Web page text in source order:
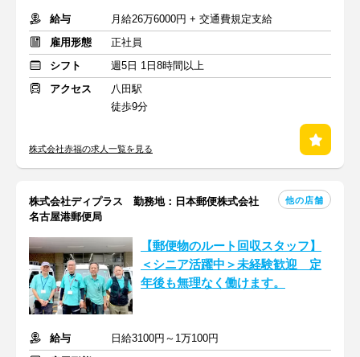
給与
月給26万6000円 + 交通費規定支給
雇用形態
正社員
シフト
週5日 1日8時間以上
アクセス
八田駅
徒歩9分
株式会社赤福の求人一覧を見る
株式会社ディプラス 勤務地：日本郵便株式会社
名古屋港郵便局
他の店舗
【郵便物のルート回収スタッフ】
＜シニア活躍中＞未経験歓迎 定
年後も無理なく働けます。
給与
日給3100円～1万100円